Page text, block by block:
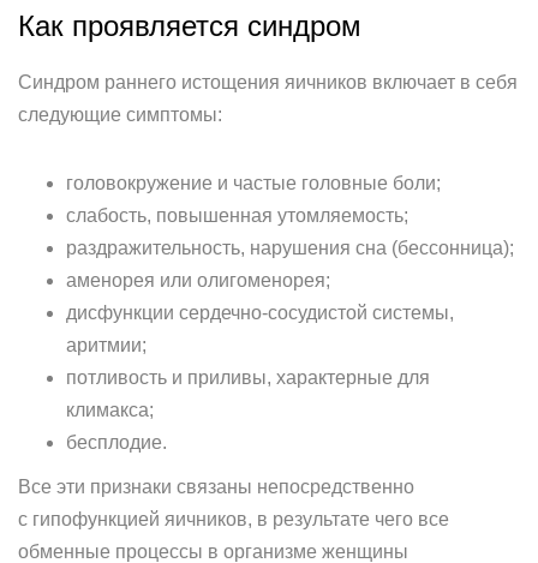
Как проявляется синдром
Синдром раннего истощения яичников включает в себя
следующие симптомы:
головокружение и частые головные боли;
слабость, повышенная утомляемость;
раздражительность, нарушения сна (бессонница);
аменорея или олигоменорея;
дисфункции сердечно-сосудистой системы,
аритмии;
потливость и приливы, характерные для
климакса;
бесплодие.
Все эти признаки связаны непосредственно
с гипофункцией яичников, в результате чего все
обменные процессы в организме женщины